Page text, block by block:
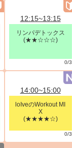
12:15~13:15
リンパデトックス
(★★☆☆☆)
0/3
14:00~15:00
loIveのWorkout MI
X
(★★★★☆)
0/3